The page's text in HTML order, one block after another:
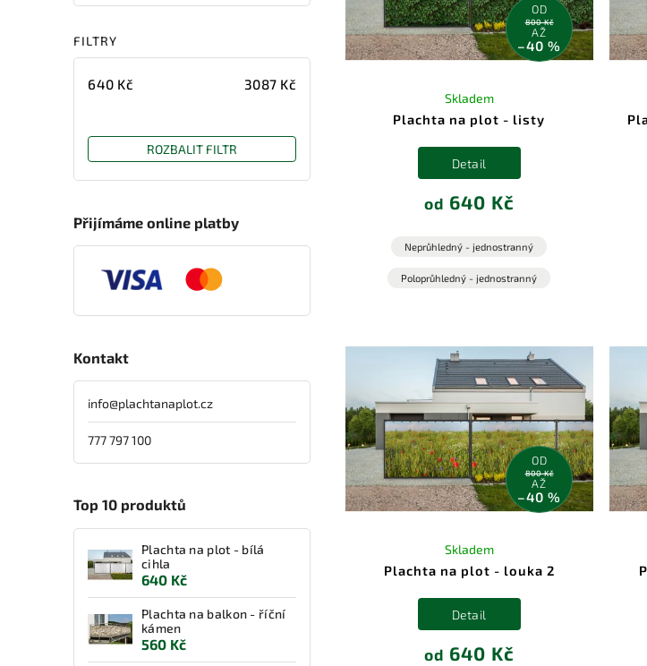
FILTRY
640 Kč 3087 Kč
ROZBALIT FILTR
Přijímáme online platby
Kontakt
info@plachtanaplot.cz
777 797 100
Top 10 produktů
Plachta na plot - bílá
cihla
640 Kč
Plachta na balkon - říční
kámen
560 Kč
OD
800 Kč
AŽ
–40 %
Plachta na plot - listy
Skladem
od 640 Kč
Detail
Neprůhledný - jednostranný
Poloprůhledný - jednostranný
OD
800 Kč
AŽ
–40 %
Plachta na plot - louka 2
Skladem
od 640 Kč
Detail